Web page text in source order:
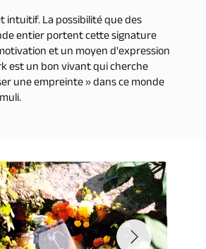
en chef de Jillian, Mark Buxton influence
des parfums de niche et haut de
Il est également le créateur d'INTANGIBLE,
sera lancé en 2023.
intuitif. La possibilité que des
entier portent cette signature
et un moyen d'expression
est un bon vivant qui cherche
une empreinte » dans ce monde